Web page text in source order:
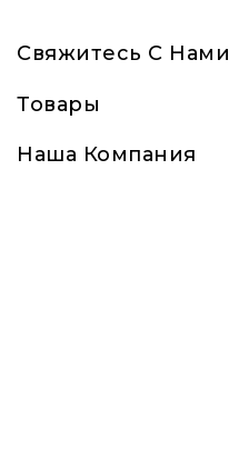
Свяжитесь С Нами
Товары
Наша Компания